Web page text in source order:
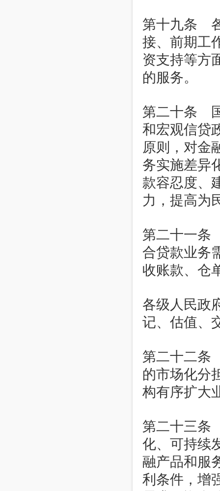
第十九条
接、前期工
资支持等方
的服务。
第二十条
和宏观信贷
原则，对金
务实施差异
款容忍度、
力，提高为
第二十一条
合贷款业务
收账款、仓
各级人民政
记、估值、
第二十二条
的市场化分
构有序扩大
第二十三条
化、可持续
融产品和服
利条件，增